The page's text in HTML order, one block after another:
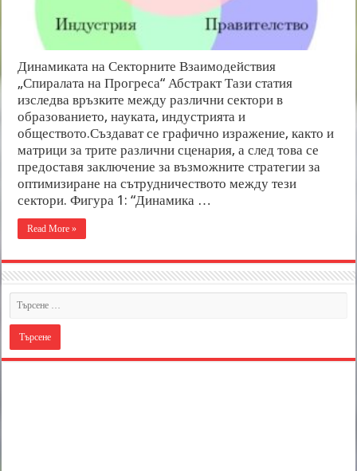
Динамиката на Секторните Взаимодействия
„Спиралата на Прогреса“ Абстракт Тази статия
изследва връзките между различни сектори в
образованието, науката, индустрията и
обществото.Създават се графично изражение, както и
матрици за трите различни сценария, а след това се
предоставя заключение за възможните стратегии за
оптимизиране на сътрудничеството между тези
сектори. Фигура 1: “Динамика …
Read More »